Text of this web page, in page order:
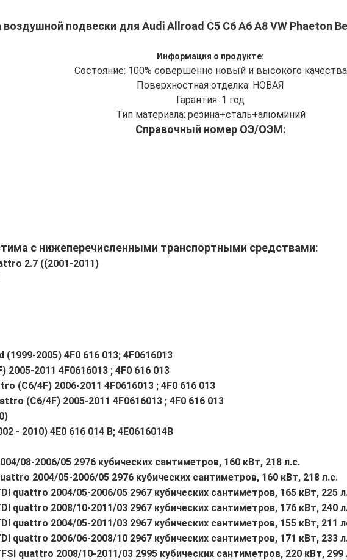
воздушной подвески для Audi Allroad C5 C6 A6 A8 VW Phaeton
Информация о продукте:
Состояние: 100% совершенно новый и высокого качества
Поверхностная отделка: НОВАЯ
Гарантия: 1 год
Тип материала: резина+сталь+алюминий
Справочный номер ОЭ/ОЭМ:
с нижеперечисленными транспортными средствами:
2.7 ((2001-2011)
(1999-2005) 4F0 616 013; 4F0616013
2005-2011 4F0616013 ; 4F0 616 013
(C6/4F) 2006-2011 4F0616013 ; 4F0 616 013
(C6/4F) 2005-2011 4F0616013 ; 4F0 616 013
- 2010) 4E0 616 014 B; 4E0616014B
08-2006/05 2976 кубических сантиметров, 160 кВт, 218 л.с.
2004/05-2006/05 2976 кубических сантиметров, 160 кВт, 218 л.с.
quattro 2004/05-2006/05 2967 кубических сантиметров, 165 кВт, 225
quattro 2008/10-2011/03 2967 кубических сантиметров, 176 кВт, 240
quattro 2004/05-2011/03 2967 кубических сантиметров, 155 кВт, 211
quattro 2006/06-2008/10 2967 кубических сантиметров, 171 кВт, 233
quattro 2008/10-2011/03 2995 кубических сантиметров, 220 кВт,